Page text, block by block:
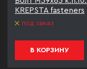
KREPSTA fasteners
под заказ
В КОРЗИНУ